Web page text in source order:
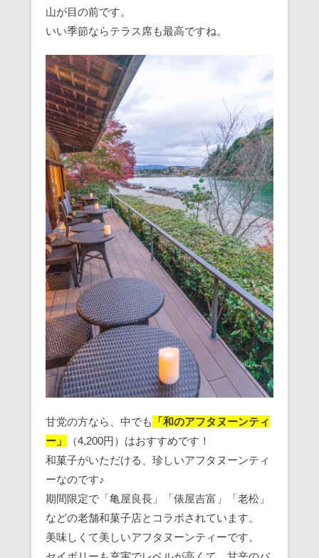
山が目の前です。
いい季節ならテラス席も最高ですね。
甘党の方なら、中でも
「和のアフタヌーンティ
ー」
（4,200円）はおすすめです！
和菓子がいただける、珍しいアフタヌーンティ
ーなのです♪
期間限定で「亀屋良長」「俵屋吉富」「老松」
などの老舗和菓子店とコラボされています。
美味しくて美しいアフタヌーンティーです。